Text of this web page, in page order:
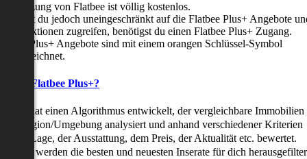
Nutzung von Flatbee ist völlig kostenlos.
du jedoch uneingeschränkt auf die Flatbee Plus+ Angebote
zugreifen, benötigst du einen Flatbee Plus+ Zugang.
Plus+ Angebote sind mit einem orangen Schlüssel-Symbol
ist Flatbee Plus+?
hat einen Algorithmus entwickelt, der vergleichbare Immobilien
Region/Umgebung analysiert und anhand verschiedener Kriterien
der Lage, der Ausstattung, dem Preis, der Aktualität etc. bewertet.
werden die besten und neuesten Inserate für dich